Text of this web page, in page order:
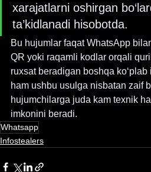
xarajatlarni oshirgan
ta’kidlanadi hisobotda.
Bu hujumlar faqat WhatsApp
QR yoki raqamli kodlar orqali
ruxsat beradigan boshqa
ham ushbu usulga nisbatan zaif
hujumchilarga juda kam texnik
imkonini beradi.
Whatsapp
Infostealers